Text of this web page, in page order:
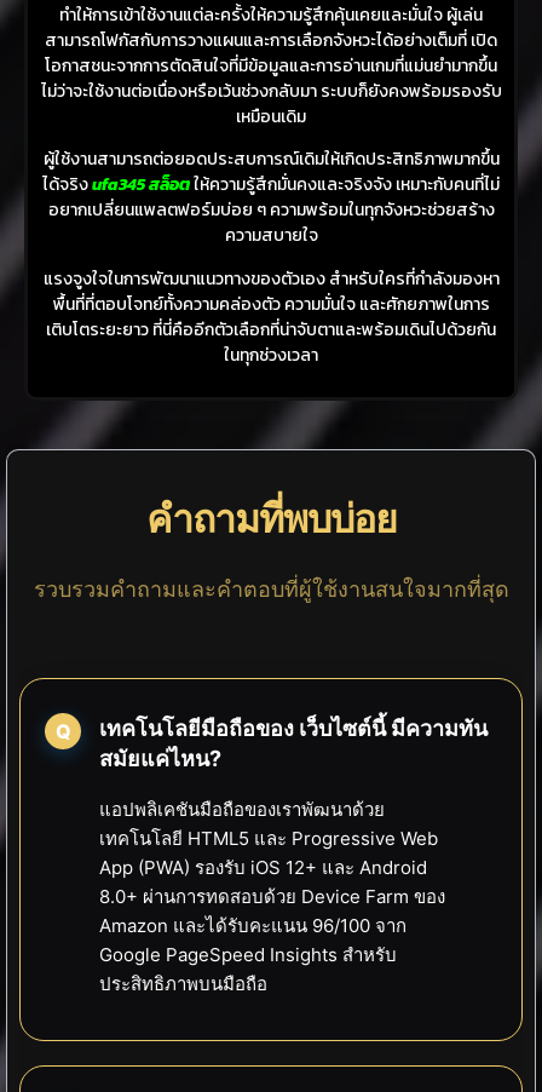
ทำให้การเข้าใช้งานแต่ละครั้งให้ความรู้สึกคุ้นเคยและมั่นใจ ผู้เล่น
สามารถโฟกัสกับการวางแผนและการเลือกจังหวะได้อย่างเต็มที่ เปิด
โอกาสชนะจากการตัดสินใจที่มีข้อมูลและการอ่านเกมที่แม่นยำมากขึ้น
ไม่ว่าจะใช้งานต่อเนื่องหรือเว้นช่วงกลับมา ระบบก็ยังคงพร้อมรองรับ
เหมือนเดิม
ผู้ใช้งานสามารถต่อยอดประสบการณ์เดิมให้เกิดประสิทธิภาพมากขึ้น
ได้จริงufa345 สล็อตให้ความรู้สึกมั่นคงและจริงจัง เหมาะกับคนที่ไม่
อยากเปลี่ยนแพลตฟอร์มบ่อย ๆ ความพร้อมในทุกจังหวะช่วยสร้าง
ความสบายใจ
แรงจูงใจในการพัฒนาแนวทางของตัวเอง สำหรับใครที่กำลังมองหา
พื้นที่ที่ตอบโจทย์ทั้งความคล่องตัว ความมั่นใจ และศักยภาพในการ
เติบโตระยะยาว ที่นี่คืออีกตัวเลือกที่น่าจับตาและพร้อมเดินไปด้วยกัน
ในทุกช่วงเวลา
คำถามที่พบบ่อย
รวบรวมคำถามและคำตอบที่ผู้ใช้งานสนใจมากที่สุด
เทคโนโลยีมือถือของ เว็บไซต์นี้ มีความทัน
สมัยแค่ไหน?
แอปพลิเคชันมือถือของเราพัฒนาด้วย
เทคโนโลยี HTML5 และ Progressive Web
App (PWA) รองรับ iOS 12+ และ Android
8.0+ ผ่านการทดสอบด้วย Device Farm ของ
Amazon และได้รับคะแนน 96/100 จาก
Google PageSpeed Insights สำหรับ
ประสิทธิภาพบนมือถือ